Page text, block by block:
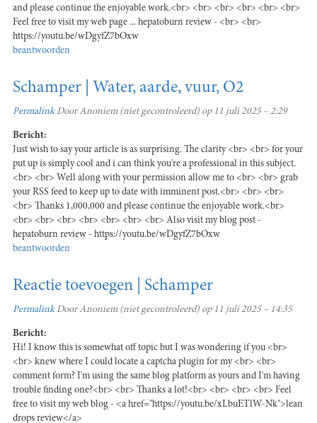
and please continue the enjoyable work.<br> <br> <br> <br> <br> <br>
Feel free to visit my web page ... hepatoburn review - <br> <br>
https://youtu.be/wDgyfZ7bOxw
beantwoorden
Schamper | Water, aarde, vuur, O2
PermalinkDoorAnoniem (niet gecontroleerd) op 11 juli 2025 – 2:29
Bericht:
Just wish to say your article is as surprising. The clarity <br> <br> for your
put up is simply cool and i can think you're a professional in this subject.
<br> <br> Well along with your permission allow me to <br> <br> grab
your RSS feed to keep up to date with imminent post.<br> <br> <br>
<br> Thanks 1,000,000 and please continue the enjoyable work.<br>
<br> <br> <br> <br> <br> <br> <br> Also visit my blog post -
hepatoburn review - https://youtu.be/wDgyfZ7bOxw
beantwoorden
Reactie toevoegen | Schamper
PermalinkDoorAnoniem (niet gecontroleerd) op 11 juli 2025 – 14:35
Bericht:
Hi! I know this is somewhat off topic but I was wondering if you <br>
<br> knew where I could locate a captcha plugin for my <br> <br>
comment form? I'm using the same blog platform as yours and I'm having
trouble finding one?<br> <br> Thanks a lot!<br> <br> <br> <br> Feel
free to visit my web blog - <a href="https://youtu.be/xLbuETlW-Nk">lean
drops review</a>